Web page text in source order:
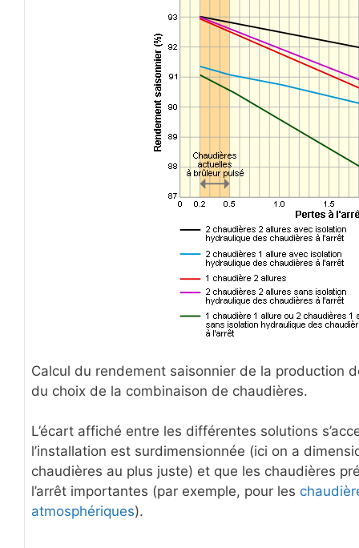
Calcul du rendement saisonnier de la production
du choix de la combinaison de chaudières.
L’écart affiché entre les différentes solutions
l’installation est surdimensionnée (ici on a
chaudières au plus juste) et que les chaudières
l’arrêt importantes (par exemple, pour les
atmosphériques).